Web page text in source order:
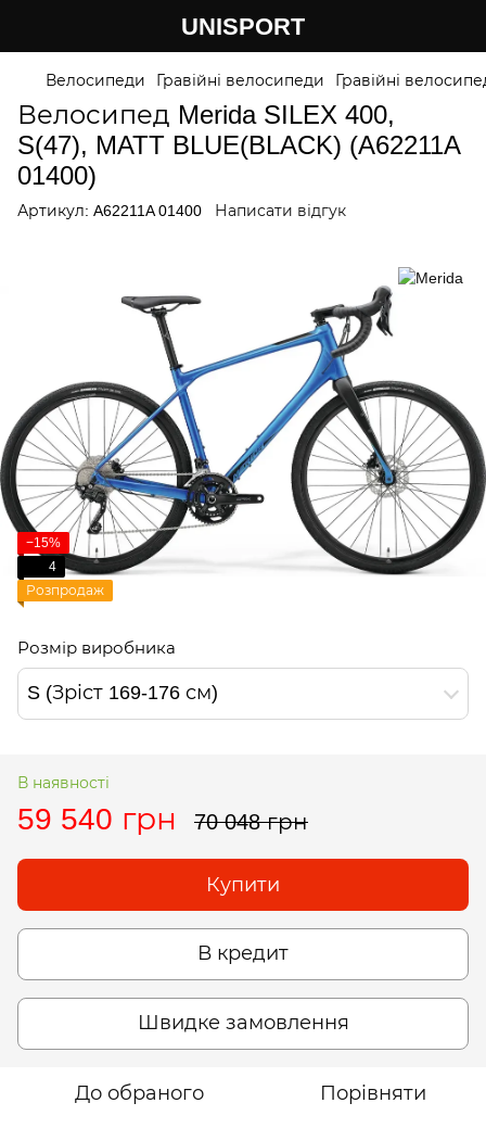
UNISPORT
Велосипеди Гравійні велосипеди Гравійні
Велосипед Merida SILEX 400,
S(47), MATT BLUE(BLACK) (A62211A
01400)
Артикул: A62211A 01400 Написати відгук
−15%
4
Розпродаж
Розмір виробника
S (Зріст 169-176 см)
В наявності
59 540 грн 70 048 грн
Купити
В кредит
Швидке замовлення
До обраного Порівняти